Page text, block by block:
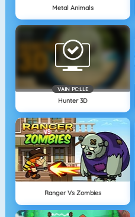
Metal Animals
VAIN PC:LLE
Hunter 3D
Ranger Vs Zombies